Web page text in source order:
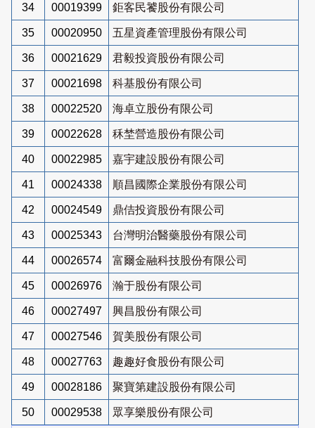
34 00019399 鉅客民饕股份有限公司
35 00020950 五星資產管理股份有限公司
36 00021629 君毅投資股份有限公司
37 00021698 科基股份有限公司
38 00022520 海卓立股份有限公司
39 00022628 秝埜營造股份有限公司
40 00022985 嘉宇建設股份有限公司
41 00024338 順昌國際企業股份有限公司
42 00024549 鼎佶投資股份有限公司
43 00025343 台灣明治醫藥股份有限公司
44 00026574 富爾金融科技股份有限公司
45 00026976 瀚于股份有限公司
46 00027497 興昌股份有限公司
47 00027546 賀美股份有限公司
48 00027763 趣趣好食股份有限公司
49 00028186 聚寶第建設股份有限公司
50 00029538
眾享樂股份有限公司